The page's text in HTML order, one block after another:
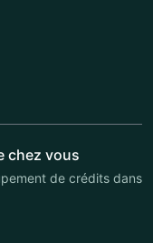
chez vous
de crédits dans